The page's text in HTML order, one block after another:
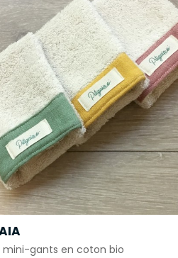
mini-gants en coton bio